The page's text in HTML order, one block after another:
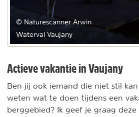
© Naturescanner Arwin
Waterval Vaujany
Actieve vakantie in Vaujany
Ben jij ook iemand die niet stil
weten wat te doen tijdens een
berggebied? Ik geef je graag